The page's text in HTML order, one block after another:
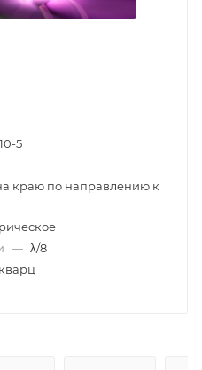
10-5
краю по направлению к
— λ/8